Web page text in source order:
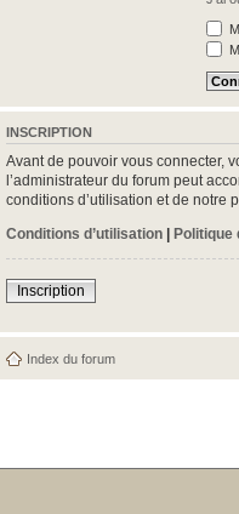
INSCRIPTION
Avant de pouvoir vous connecter,
l’administrateur du forum peut
conditions d’utilisation et de notre
Conditions d’utilisation | Politique
Inscription
Index du forum